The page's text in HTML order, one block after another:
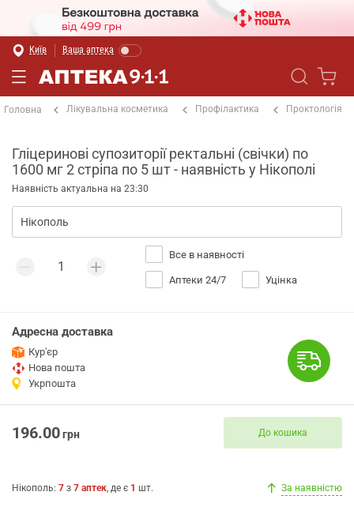
Київ Ваша аптека
Головна Лікувальна косметика Профілактика Проктологія
Гліцеринові супозиторії ректальні (свічки) по
1600 мг 2 стріпа по 5 шт - наявність у Нікополі
Наявність актуальна на 23:30
Все в наявності
Аптеки 24/7 Уцінка
Адресна доставка
Кур'єр
Нова пошта
Укрпошта
196.00грн До кошика
Нікополь: 7 з 7 аптек, де є 1 шт. За наявністю